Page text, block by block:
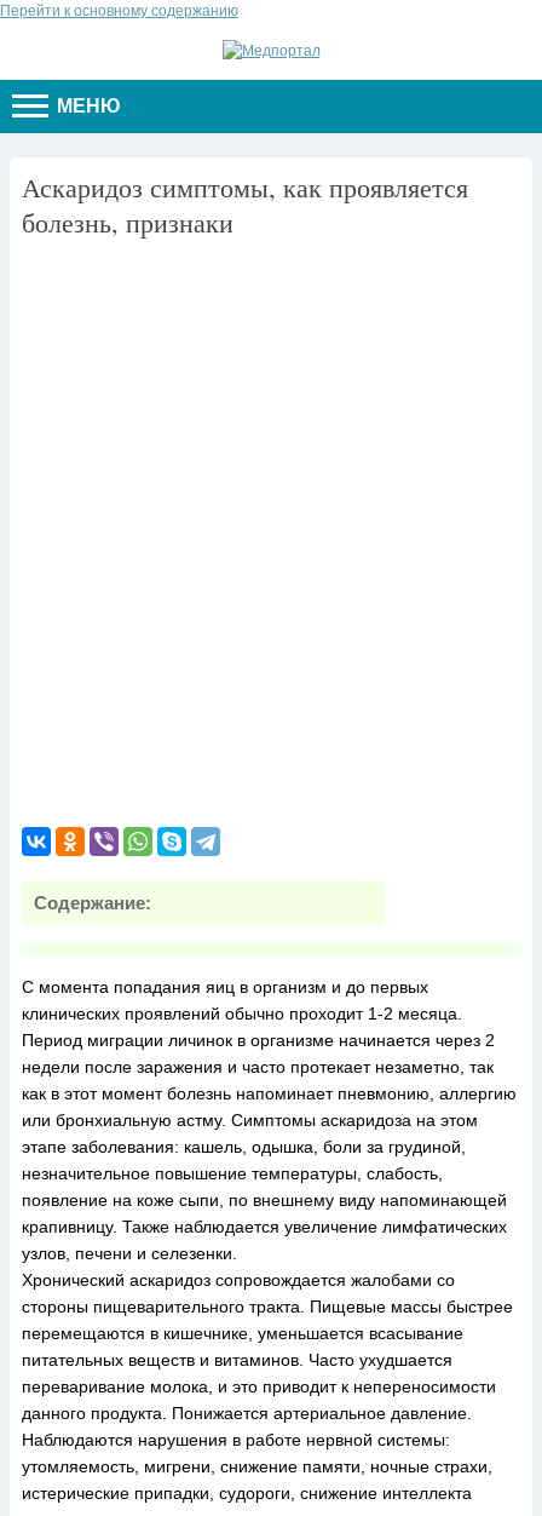
Перейти к основному содержанию
МЕНЮ
Аскаридоз симптомы, как проявляется
болезнь, признаки
Содержание:
С момента попадания яиц в организм и до первых
клинических проявлений обычно проходит 1-2 месяца.
Период миграции личинок в организме начинается через 2
недели после заражения и часто протекает незаметно, так
как в этот момент болезнь напоминает пневмонию, аллергию
или бронхиальную астму. Симптомы аскаридоза на этом
этапе заболевания: кашель, одышка, боли за грудиной,
незначительное повышение температуры, слабость,
появление на коже сыпи, по внешнему виду напоминающей
крапивницу. Также наблюдается увеличение лимфатических
узлов, печени и селезенки.
Хронический аскаридоз сопровождается жалобами со
стороны пищеварительного тракта. Пищевые массы быстрее
перемещаются в кишечнике, уменьшается всасывание
питательных веществ и витаминов. Часто ухудшается
переваривание молока, и это приводит к непереносимости
данного продукта. Понижается артериальное давление.
Наблюдаются нарушения в работе нервной системы:
утомляемость, мигрени, снижение памяти, ночные страхи,
истерические припадки, судороги, снижение интеллекта